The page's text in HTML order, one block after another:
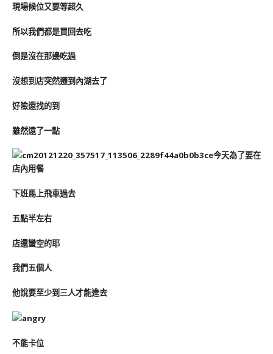
現場候位又要等超久
所以我們都是買回去吃
倒是沒在那邊吃過
沒想到店突然遷到內湖去了
好險還找的到
雖然遠了一點
今天為了要在
店內用餐
下班馬上飛車過去
五點半左右
店還蠻空的耶
我們五個人
他說要至少到三人才能進去
不能卡位